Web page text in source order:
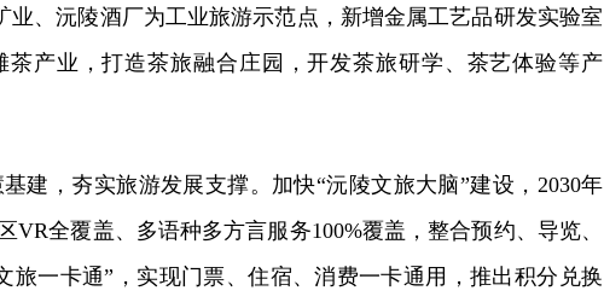
业、沅陵酒厂为工业旅游示范点，新增金属工艺品研发实验室
茶产业，打造茶旅融合庄园，开发茶旅研学、茶艺体验等产
基建，夯实旅游发展支撑。加快“沅陵文旅大脑”建设，2030年
VR全覆盖、多语种多方言服务100%覆盖，整合预约、导览、
旅一卡通”，实现门票、住宿、消费一卡通用，推出积分兑换